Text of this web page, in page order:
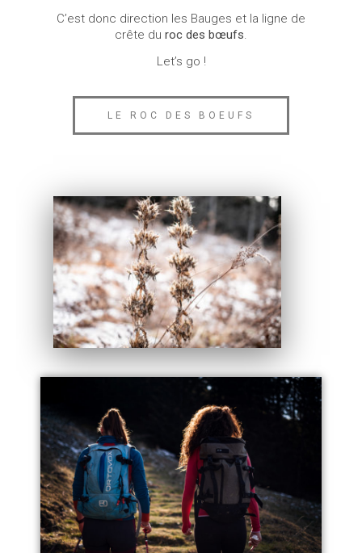
C’est donc direction les Bauges et la ligne de
crête du roc des bœufs
Let’s go !
LE ROC DES BOEUFS